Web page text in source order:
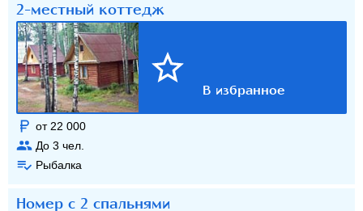
2-местный коттедж
от 22 000
До 3 чел.
Рыбалка
Номер с 2 спальнями